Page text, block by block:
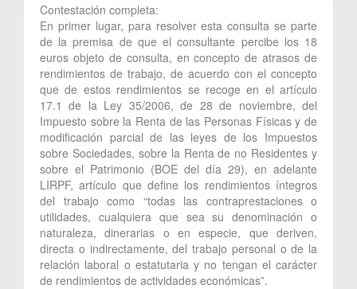
Contestación completa:
En primer lugar, para resolver esta consulta se parte
de la premisa de que el consultante percibe los 18
euros objeto de consulta, en concepto de atrasos de
rendimientos de trabajo, de acuerdo con el concepto
que de estos rendimientos se recoge en el artículo
17.1 de la Ley 35/2006, de 28 de noviembre, del
Impuesto sobre la Renta de las Personas Físicas y de
modificación parcial de las leyes de los Impuestos
sobre Sociedades, sobre la Renta de no Residentes y
sobre el Patrimonio (BOE del día 29), en adelante
LIRPF, artículo que define los rendimientos íntegros
del trabajo como “todas las contraprestaciones o
utilidades, cualquiera que sea su denominación o
naturaleza, dinerarias o en especie, que deriven,
directa o indirectamente, del trabajo personal o de la
relación laboral o estatutaria y no tengan el carácter
de rendimientos de actividades económicas”.